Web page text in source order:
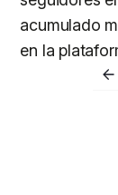
acumulado
en la